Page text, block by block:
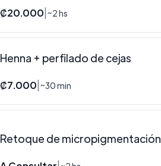
₡20.000 ~2 hs
Henna + perfilado de cejas
₡7.000 ~30 min
Retoque de micropigmentación